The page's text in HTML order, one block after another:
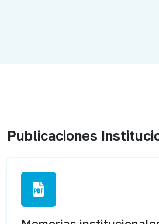
Publicaciones